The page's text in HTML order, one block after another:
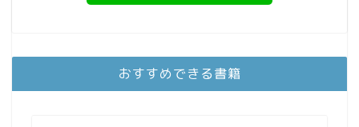
おすすめできる書籍